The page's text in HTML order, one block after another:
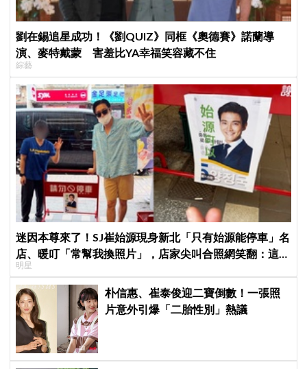
劉在錫追星成功！《劉QUIZ》同框《奧德賽》諾蘭導
演、麥特戴蒙 害羞比YA幸福笑容藏不住
綜藝
迷因本尊來了！SJ崔始源現身新北「只有始源能停車」名
店、暖叮「常幫我換照片」，店家尖叫合照網笑翻：這輩
子不能脫粉了
明星
朴信惠、崔泰俊迎二寶倒數！一張照
片意外引爆「二胎性別」熱議